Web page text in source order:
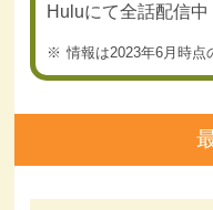
Huluにて全話配信中
情報は2023年6月時点